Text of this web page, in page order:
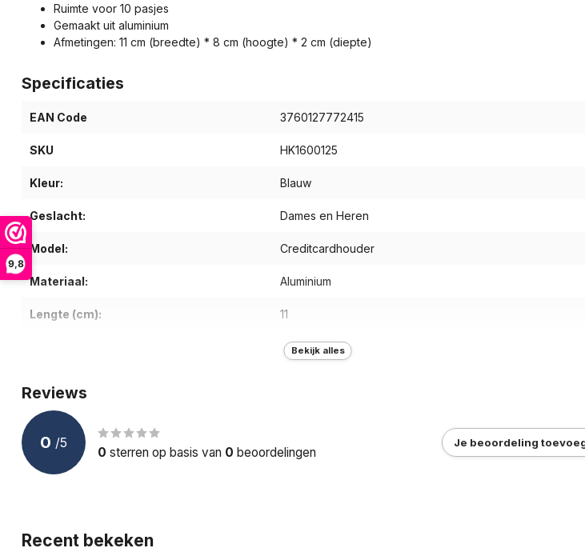
9,8
Ruimte voor 10 pasjes
Gemaakt uit aluminium
Afmetingen: 11 cm (breedte) * 8 cm (hoogte) * 2 cm (diepte)
Specificaties
EAN Code 3760127772415
SKU HK1600125
Kleur: Blauw
Geslacht: Dames en Heren
Model: Creditcardhouder
Materiaal: Aluminium
Lengte (cm): 11
8
Gewicht (g):
Aantal pasjesvakken: 10
Sluiting:
Materiaal binnenvoering:
Bekijk alles
Reviews
0 /5
0 sterren op basis van 0 beoordelingen
Je beoordeling
Recent bekeken